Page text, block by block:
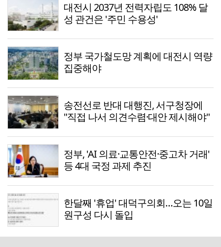
대전시 2037년 전력자립도 108% 달
성 관건은 '주민 수용성'
정부 국가철도망 계획에 대전시 역량
집중해야
송전선로 반대 대행진, 서구청장에
"직접 나서 의견수렴·대안 제시해야"
정부, 'AI 의료·교통안전·중고차 거래'
등 4대 국정 과제 추진
한달째 '휴업' 대덕구의회…오는 10일
원구성 다시 돌입